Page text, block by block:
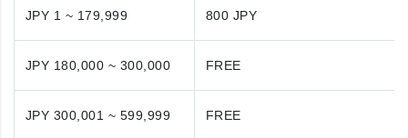
JPY 1 ~ 179,999 800 JPY
JPY 180,000 ~ 300,000 FREE
JPY 300,001 ~ 599,999 FREE